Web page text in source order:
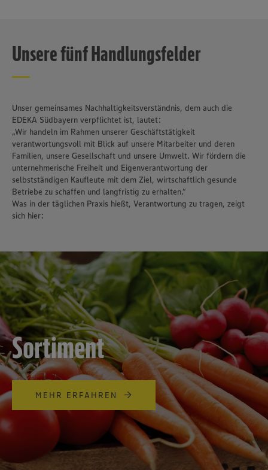
Wir setzen Cookies und andere Technologien ein, um Ihnen
ein bestmögliches Nutzungserlebnis unserer Website zu
ermöglichen. Wir verwenden Ihre Daten, um unsere
Website zu personalisieren und Ihnen möglichst relevante
Inhalte anzubieten. Ihre Einwilligung in die Nutzung von
Unsere fünf Handlungsfelder
Unser gemeinsames Nachhaltigkeitsverständnis, dem auch die
EDEKA Südbayern verpflichtet ist, lautet:
„Wir handeln im Rahmen unserer Geschäftstätigkeit
verantwortungsvoll mit Blick auf unsere Mitarbeiter und deren
Familien, unsere Gesellschaft und unsere Umwelt. Wir fördern die
unternehmerische Freiheit und Eigenverantwortung der
selbstständigen Kaufleute mit dem Ziel, wirtschaftlich gesunde
Betriebe zu schaffen und langfristig zu erhalten.“
Was in der täglichen Praxis hießt, Verantwortung zu tragen, zeigt
sich hier:
Sortiment
MEHR ERFAHREN